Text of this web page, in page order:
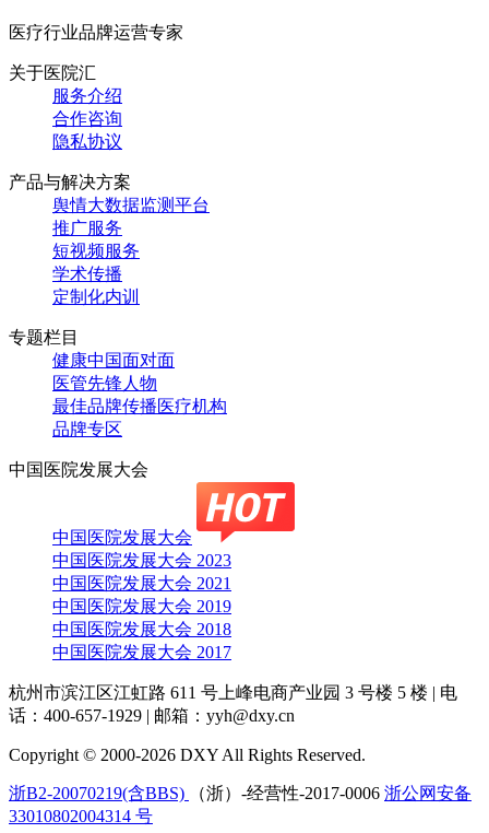
医疗行业品牌运营专家
关于医院汇
服务介绍
合作咨询
隐私协议
产品与解决方案
舆情大数据监测平台
推广服务
短视频服务
学术传播
定制化内训
专题栏目
健康中国面对面
医管先锋人物
最佳品牌传播医疗机构
品牌专区
中国医院发展大会
中国医院发展大会
中国医院发展大会 2023
中国医院发展大会 2021
中国医院发展大会 2019
中国医院发展大会 2018
中国医院发展大会 2017
杭州市滨江区江虹路 611 号上峰电商产业园 3 号楼 5 楼 | 电
话：400-657-1929 | 邮箱：yyh@dxy.cn
Copyright © 2000-2026 DXY All Rights Reserved.
浙B2-20070219(含BBS) （浙）-经营性-2017-0006 浙公网安备
33010802004314 号